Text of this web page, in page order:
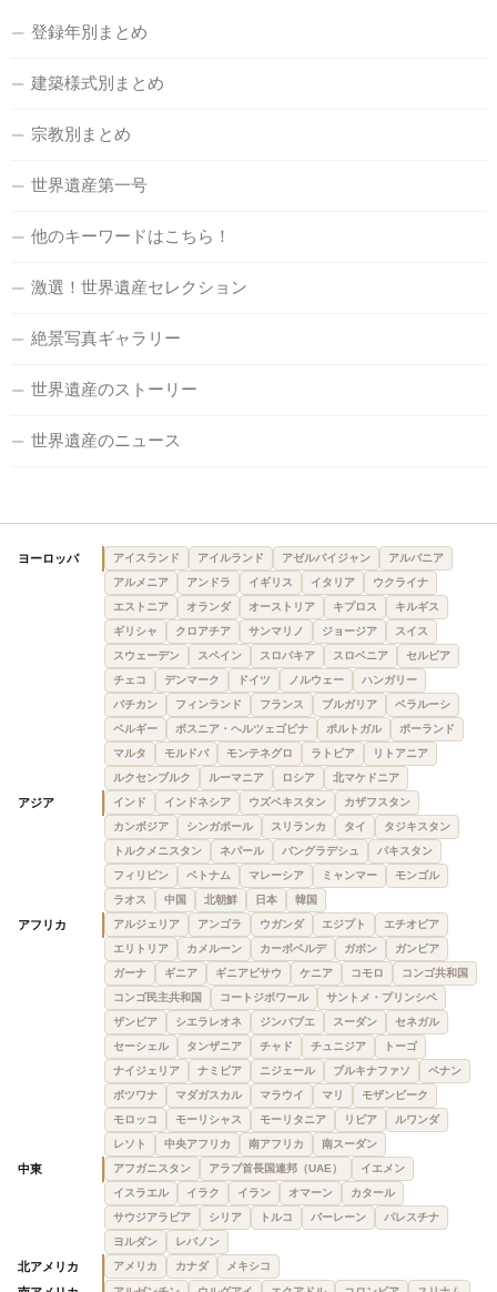
登録年別まとめ
建築様式別まとめ
宗教別まとめ
世界遺産第一号
他のキーワードはこちら！
激選！世界遺産セレクション
絶景写真ギャラリー
世界遺産のストーリー
世界遺産のニュース
ヨーロッパ アイスランド アイルランド アゼルバイジャン
アルバニア
アルメニア
アンドラ イギリス イタリア
ウクライナ
エストニア
オランダ オーストリア キプロス
キルギス
ギリシャ
クロアチア サンマリノ ジョージア
スイス
スウェーデン
スペイン スロバキア スロベニア
セルビア
チェコ
デンマーク ドイツ ノルウェー
ハンガリー
バチカン
フィンランド フランス ブルガリア
ベラルーシ
ベルギー
ボスニア・ヘルツェゴビナ ポルトガル
ポーランド
マルタ
モルドバ モンテネグロ ラトビア
リトアニア
ルクセンブルク
ルーマニア ロシア 北マケドニア
アジア インド インドネシア ウズベキスタン
カザフスタン
カンボジア
シンガポール スリランカ タイ
タジキスタン
トルクメニスタン
ネパール バングラデシュ
パキスタン
フィリピン
ベトナム マレーシア ミャンマー
モンゴル
ラオス
中国 北朝鮮 日本 韓国
アフリカ アルジェリア アンゴラ ウガンダ エジプト
エチオピア
エリトリア
カメルーン カーボベルデ ガボン
ガンビア
ガーナ
ギニア ギニアビサウ ケニア コモロ
コンゴ共和国
コンゴ民主共和国
コートジボワール
サントメ・プリンシペ
ザンビア
シエラレオネ ジンバブエ スーダン
セネガル
セーシェル
タンザニア チャド チュニジア
トーゴ
ナイジェリア
ナミビア ニジェール ブルキナファソ
ベナン
ボツワナ
マダガスカル マラウイ マリ
モザンビーク
モロッコ
モーリシャス モーリタニア リビア
ルワンダ
レソト
中央アフリカ 南アフリカ 南スーダン
中東 アフガニスタン アラブ首長国連邦（UAE）
イエメン
イスラエル
イラク イラン オマーン
カタール
サウジアラビア
シリア トルコ バーレーン
パレスチナ
ヨルダン
レバノン
北アメリカ アメリカ カナダ メキシコ